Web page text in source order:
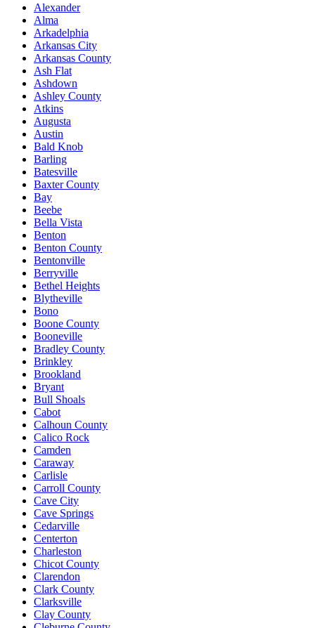
Alexander
Alma
Arkadelphia
Arkansas City
Arkansas County
Ash Flat
Ashdown
Ashley County
Atkins
Augusta
Austin
Bald Knob
Barling
Batesville
Baxter County
Bay
Beebe
Bella Vista
Benton
Benton County
Bentonville
Berryville
Bethel Heights
Blytheville
Bono
Boone County
Booneville
Bradley County
Brinkley
Brookland
Bryant
Bull Shoals
Cabot
Calhoun County
Calico Rock
Camden
Caraway
Carlisle
Carroll County
Cave City
Cave Springs
Cedarville
Centerton
Charleston
Chicot County
Clarendon
Clark County
Clarksville
Clay County